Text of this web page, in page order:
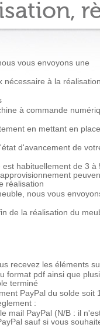
vous envoyons une
nécessaire à la
à commande
en mettant en
d'avancement de
est habituellement de 3 à
réalisation
nous vous
de la réalisation du
recevez les éléments
format pdf ainsi que
terminé
PayPal du solde soit
:
mail PayPal (N/B : il
sauf si vous